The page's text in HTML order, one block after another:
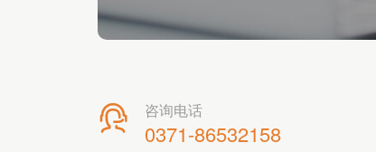
 咨询电话
0371-86532158